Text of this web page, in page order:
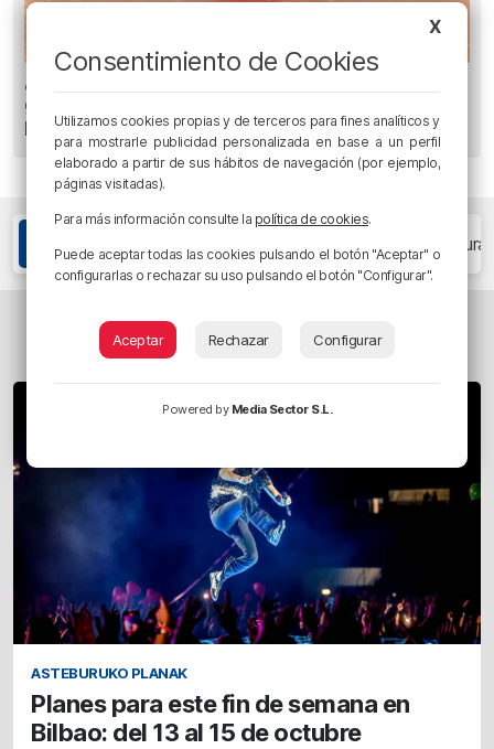
¿Sabrías distinguirla? La proliferación de
garrapatas se acerca al entorno urbano de
Bilbao
cuadro cultura
TAMBIÉN TE PUEDE INTERESAR...
ASTEBURUKO PLANAK
Planes para este fin de semana en
Bilbao: del 13 al 15 de octubre
X
Consentimiento de Cookies
Utilizamos cookies propias y de terceros para fines analíticos y
para mostrarle publicidad personalizada en base a un perfil
elaborado a partir de sus hábitos de navegación (por ejemplo,
páginas visitadas).
Para más información consulte la política de cookies.
Puede aceptar todas las cookies pulsando el botón "Aceptar" o
configurarlas o rechazar su uso pulsando el botón "Configurar".
Aceptar Rechazar Configurar
Powered by Media Sector S.L.